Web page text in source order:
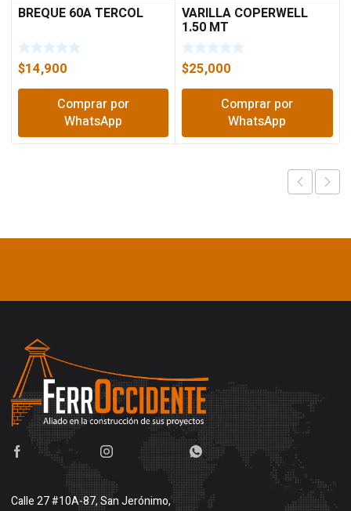
BREQUE 60A TERCOL
$14,900
Comprar por
WhatsApp
VARILLA COPERWELL
1.50 MT
$25,000
Comprar por
WhatsApp
Calle 27 #10A-87, San Jerónimo,